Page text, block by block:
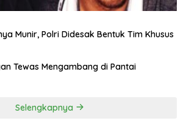
Munir, Polri Didesak Bentuk Tim Khusus
Tewas Mengambang di Pantai
Selengkapnya